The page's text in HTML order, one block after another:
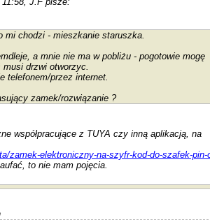
mi chodzi - mieszkanie staruszka.
a mnie nie ma w pobliżu - pogotowie mogę
drzwi otworzyc.
telefonem/przez internet.
zamek/rozwiązanie ?
współpracujące z TUYA czy inną aplikacją, na
zamek-elektroniczny-na-szyfr-kod-do-szafek-
to nie mam pojęcia.